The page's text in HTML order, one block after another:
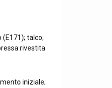
talco;
rivestita
iniziale;